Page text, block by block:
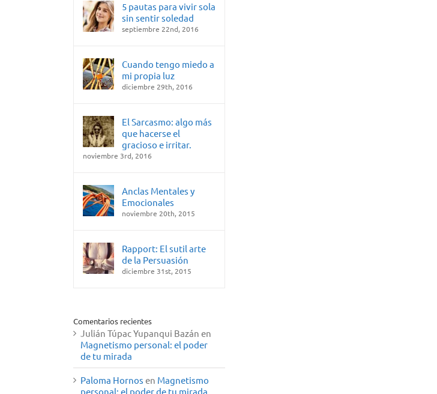
5 pautas para vivir sola
sin sentir soledad
septiembre 22nd, 2016
Cuando tengo miedo a
mi propia luz
diciembre 29th, 2016
El Sarcasmo: algo más
que hacerse el
gracioso e irritar.
noviembre 3rd, 2016
Anclas Mentales y
Emocionales
noviembre 20th, 2015
Rapport: El sutil arte
de la Persuasión
diciembre 31st, 2015
Comentarios recientes
Julián Túpac Yupanqui Bazán en
Magnetismo personal: el poder
de tu mirada
Paloma Hornos en Magnetismo
personal: el poder de tu mirada